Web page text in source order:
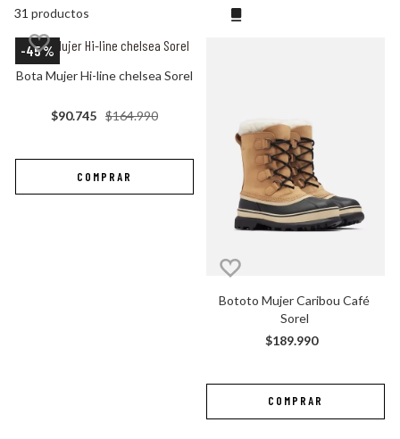
31 productos
-45 %
Bota Mujer Hi-line chelsea Sorel
$164.990
$90.745
Bototo Mujer Caribou Café
Sorel
$189.990
botas hombre
botín mujer
botin hombre
botas mujer sorel
caribou